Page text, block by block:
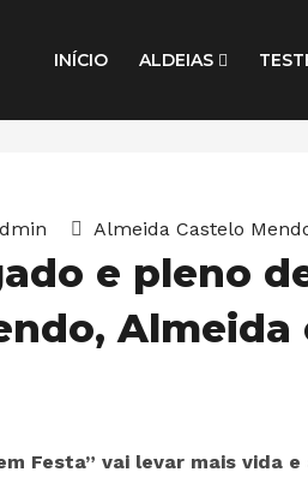
INÍCIO ALDEIAS
Almeida Castelo
e pleno
Almeida
Festa” vai levar mais vida